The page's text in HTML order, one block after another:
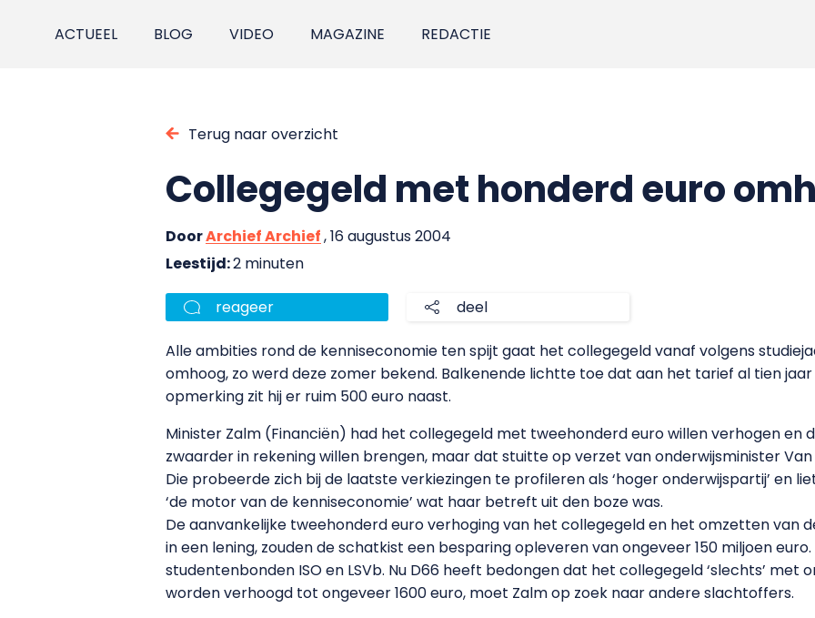
ACTUEEL BLOG VIDEO MAGAZINE REDACTIE
Terug naar overzicht
Collegegeld met honderd euro
DoorArchief Archief, 16 augustus 2004
Leestijd:2 minuten
reageer deel
Alle ambities rond de kenniseconomie ten spijt gaat het collegegeld vanaf volgens
omhoog, zo werd deze zomer bekend. Balkenende lichtte toe dat aan het tarief al tien
opmerking zit hij er ruim 500 euro naast.
Minister Zalm (Financiën) had het collegegeld met tweehonderd euro willen verhogen en
zwaarder in rekening willen brengen, maar dat stuitte op verzet van onderwijsminister
Die probeerde zich bij de laatste verkiezingen te profileren als ‘hoger onderwijspartij’ en
‘de motor van de kenniseconomie’ wat haar betreft uit den boze was.
De aanvankelijke tweehonderd euro verhoging van het collegegeld en het omzetten van
in een lening, zouden de schatkist een besparing opleveren van ongeveer 150 miljoen
studentenbonden ISO en LSVb. Nu D66 heeft bedongen dat het collegegeld ‘slechts’ met
worden verhoogd tot ongeveer 1600 euro, moet Zalm op zoek naar andere slachtoffers.